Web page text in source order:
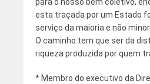
para o nosso bem coletivo,
esta traçada por um Estado
serviço da maioria e não
O caminho tem que ser da
riqueza produzida por quem
* Membro do executivo da